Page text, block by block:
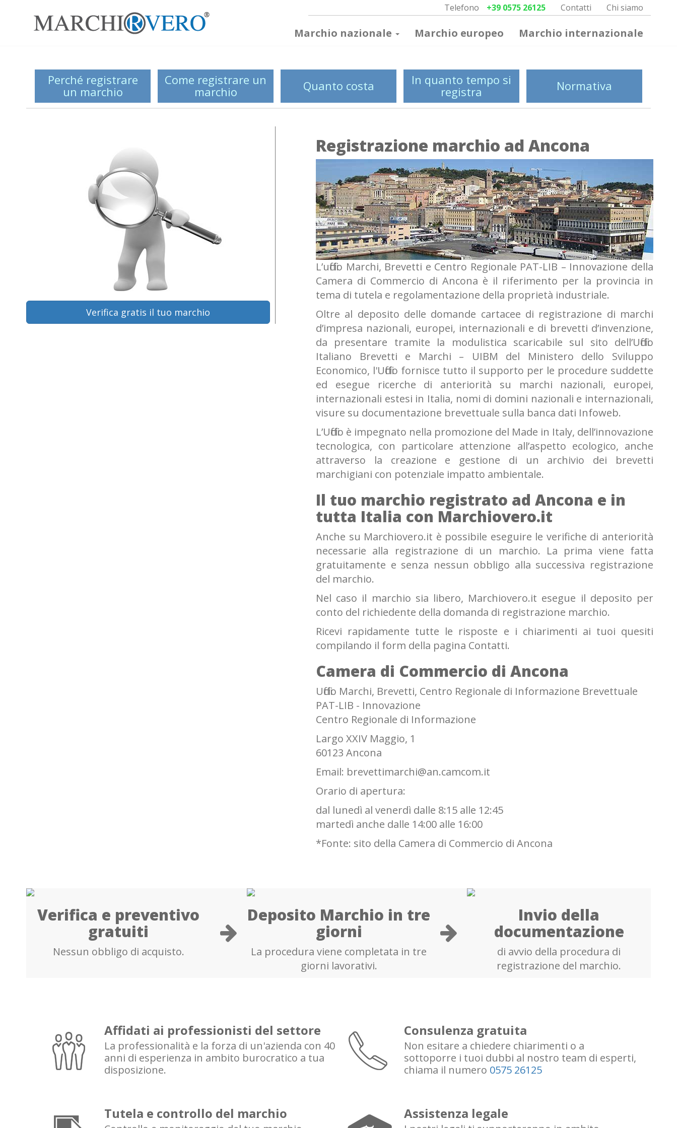
Chi siamo
Contatti
Telefono +39 0575 26125
Marchio nazionale Marchio europeo Marchio internazionale
Perché registrare
un marchio
Come registrare un
marchio
Quanto costa
In quanto tempo si
registra
Normativa
Verifica gratis il tuo marchio
Registrazione marchio ad Ancona
L’ufficio Marchi, Brevetti e Centro Regionale PAT-LIB – Innovazione della
Camera di Commercio di Ancona è il riferimento per la provincia in
tema di tutela e regolamentazione della proprietà industriale.
Oltre al deposito delle domande cartacee di registrazione di marchi
d’impresa nazionali, europei, internazionali e di brevetti d’invenzione,
da presentare tramite la modulistica scaricabile sul sito dell’Ufficio
Italiano Brevetti e Marchi – UIBM del Ministero dello Sviluppo
Economico, l'Ufficio fornisce tutto il supporto per le procedure suddette
ed esegue ricerche di anteriorità su marchi nazionali, europei,
internazionali estesi in Italia, nomi di domini nazionali e internazionali,
visure su documentazione brevettuale sulla banca dati Infoweb.
L’Ufficio è impegnato nella promozione del Made in Italy, dell’innovazione
tecnologica, con particolare attenzione all’aspetto ecologico, anche
attraverso la creazione e gestione di un archivio dei brevetti
marchigiani con potenziale impatto ambientale.
Il tuo marchio registrato ad Ancona e in
tutta Italia con Marchiovero.it
Anche su Marchiovero.it è possibile eseguire le verifiche di anteriorità
necessarie alla registrazione di un marchio. La prima viene fatta
gratuitamente e senza nessun obbligo alla successiva registrazione
del marchio.
Nel caso il marchio sia libero, Marchiovero.it esegue il deposito per
conto del richiedente della domanda di registrazione marchio.
Ricevi rapidamente tutte le risposte e i chiarimenti ai tuoi quesiti
compilando il form della pagina Contatti.
Camera di Commercio di Ancona
Ufficio Marchi, Brevetti, Centro Regionale di Informazione Brevettuale
PAT-LIB - Innovazione
Centro Regionale di Informazione
Largo XXIV Maggio, 1
60123 Ancona
Email: brevettimarchi@an.camcom.it
Orario di apertura:
dal lunedì al venerdì dalle 8:15 alle 12:45
martedì anche dalle 14:00 alle 16:00
*Fonte: sito della Camera di Commercio di Ancona
Verifica e preventivo
gratuiti
Nessun obbligo di acquisto.
Deposito Marchio in tre
giorni
La procedura viene completata in tre
giorni lavorativi.
Invio della
documentazione
di avvio della procedura di
registrazione del marchio.
Affidati ai professionisti del settore
La professionalità e la forza di un'azienda con 40
anni di esperienza in ambito burocratico a tua
disposizione.
Consulenza gratuita
Non esitare a chiedere chiarimenti o a
sottoporre i tuoi dubbi al nostro team di esperti,
chiama il numero 0575 26125
Tutela e controllo del marchio Assistenza legale